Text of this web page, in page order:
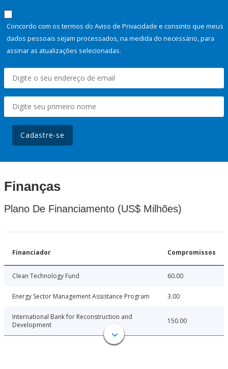
Concordo com os termos do Aviso de Privacidade e consinto que meus
dados pessoais sejam processados, na medida do necessário, para
assinar as atualizações selecionadas.
Cadastre-se
Finanças
Plano De Financiamento (US$ Milhões)
Financiador Compromissos
Clean Technology Fund 60.00
Energy Sector Management Assistance Program 3.00
International Bank for Reconstruction and
Development
150.00